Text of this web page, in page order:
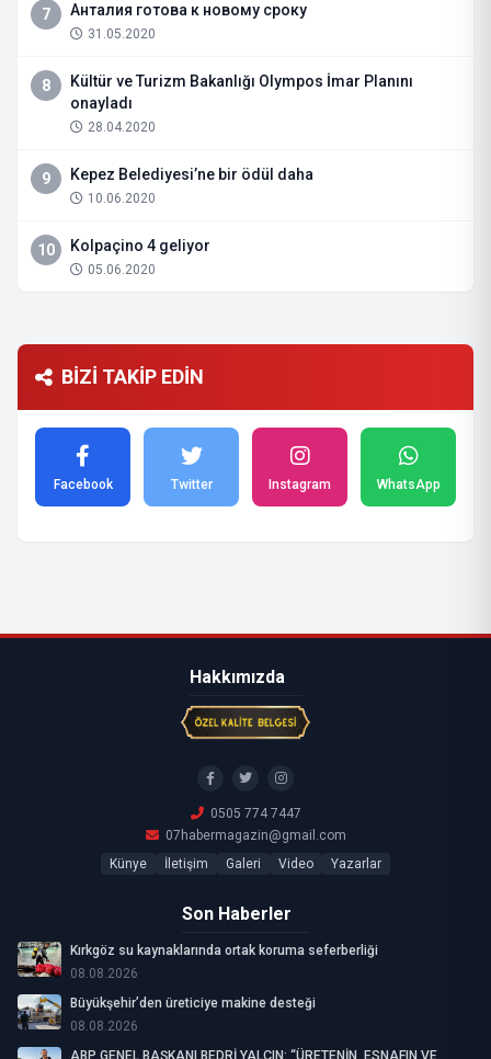
7 Анталия готова к новому сроку
31.05.2020
8
Kültür ve Turizm Bakanlığı Olympos İmar Planını
onayladı
28.04.2020
9 Kepez Belediyesi’ne bir ödül daha
10.06.2020
10 Kolpaçino 4 geliyor
05.06.2020
BİZİ TAKİP EDİN
Facebook Twitter Instagram WhatsApp
Hakkımızda
0505 774 7447
07habermagazin@gmail.com
Künye
İletişim Galeri Video Yazarlar
Son Haberler
Kırkgöz su kaynaklarında ortak koruma seferberliği
08.08.2026
Büyükşehir’den üreticiye makine desteği
08.08.2026
ABP GENEL BAŞKANI BEDRİ YALÇIN: “ÜRETENİN, ESNAFIN VE